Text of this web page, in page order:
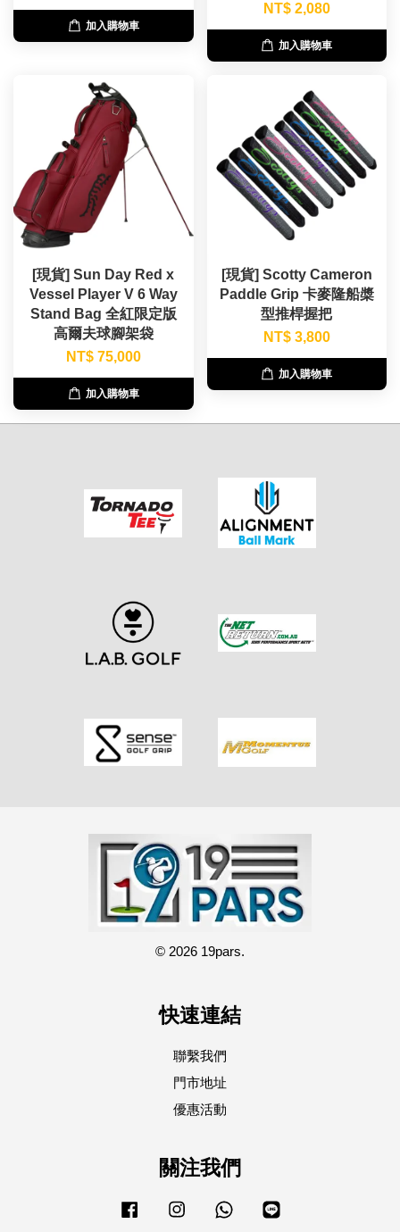
加入購物車
NT$ 2,080
加入購物車
[現貨] Sun Day Red x
Vessel Player V 6 Way
Stand Bag 全紅限定版
高爾夫球腳架袋
NT$ 75,000
加入購物車
[現貨] Scotty Cameron
Paddle Grip 卡麥隆船槳
型推桿握把
NT$ 3,800
加入購物車
© 2026 19pars.
快速連結
聯繫我們
門市地址
優惠活動
關注我們
Facebook Instagram Whatsapp